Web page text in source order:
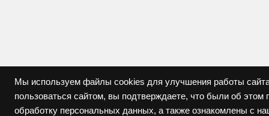
Мы используем файлы cookies для улучшения работы
пользоваться сайтом, вы подтверждаете, что были об
обработку персональных данных, а также ознакомлены с